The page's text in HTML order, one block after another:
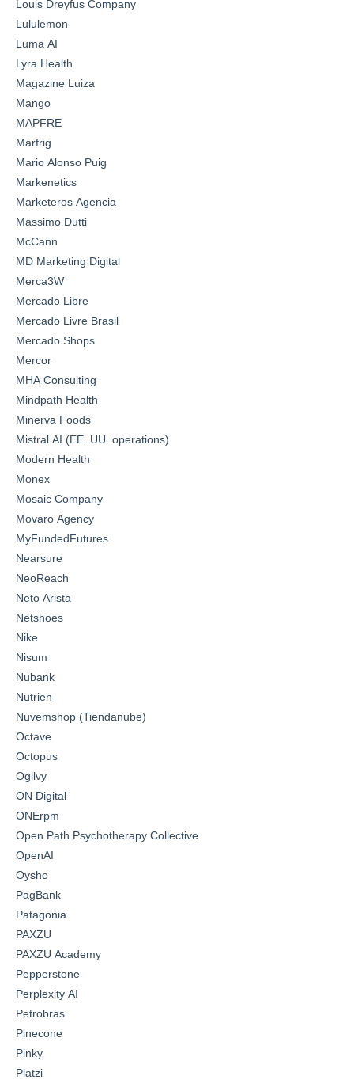
Louis Dreyfus Company
Lululemon
Luma AI
Lyra Health
Magazine Luiza
Mango
MAPFRE
Marfrig
Mario Alonso Puig
Markenetics
Marketeros Agencia
Massimo Dutti
McCann
MD Marketing Digital
Merca3W
Mercado Libre
Mercado Livre Brasil
Mercado Shops
Mercor
MHA Consulting
Mindpath Health
Minerva Foods
Mistral AI (EE. UU. operations)
Modern Health
Monex
Mosaic Company
Movaro Agency
MyFundedFutures
Nearsure
NeoReach
Neto Arista
Netshoes
Nike
Nisum
Nubank
Nutrien
Nuvemshop (Tiendanube)
Octave
Octopus
Ogilvy
ON Digital
ONErpm
Open Path Psychotherapy Collective
OpenAI
Oysho
PagBank
Patagonia
PAXZU
PAXZU Academy
Pepperstone
Perplexity AI
Petrobras
Pinecone
Pinky
Platzi